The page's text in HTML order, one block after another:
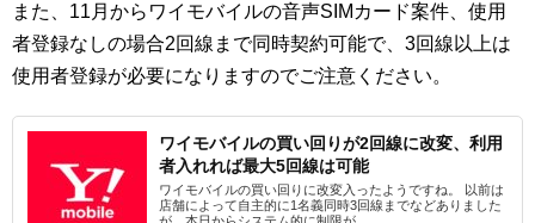
また、11月からワイモバイルの音声SIMカード案件、使用
者登録なしの場合2回線まで同時契約可能で、3回線以上は
使用者登録が必要になりますのでご注意ください。
ワイモバイルの買い回りが2回線に改変、利用
者入れれば最大5回線は可能
ワイモバイルの買い回りに改変入ったようですね。 以前は
店舗によって自主的に1名義同時3回線までなどありました